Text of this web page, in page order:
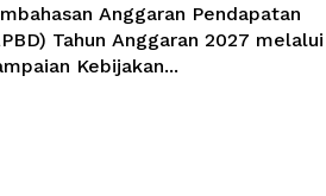
Anggaran Pendapatan
Tahun Anggaran 2027 melalui
Kebijakan...